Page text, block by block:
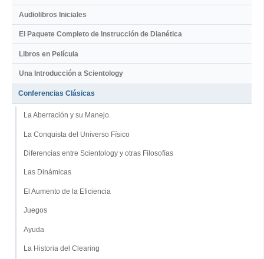
Audiolibros Iniciales
El Paquete Completo de Instrucción de Dianética
Libros en Película
Una Introducción a Scientology
Conferencias Clásicas
La Aberración y su Manejo.
La Conquista del Universo Físico
Diferencias entre Scientology y otras Filosofías
Las Dinámicas
El Aumento de la Eficiencia
Juegos
Ayuda
La Historia del Clearing